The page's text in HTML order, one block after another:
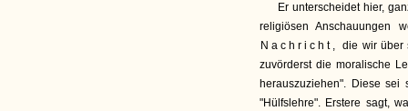
Er unterscheidet hier,
religiösen Anschauungen
Nachricht, die wir über
zuvörderst die moralische
herauszuziehen". Diese
"Hülfslehre". Erstere sagt,